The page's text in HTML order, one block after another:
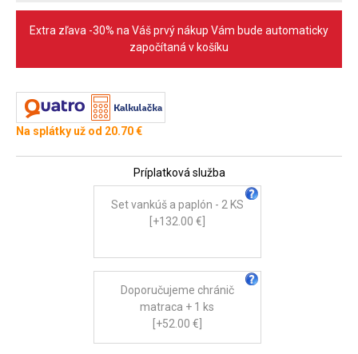
Extra zľava -30% na Váš prvý nákup Vám bude automaticky
započítaná v košíku
Na splátky už od 20.70 €
Príplatková služba
Set vankúš a paplón - 2 KS
[+132.00 €]
Doporučujeme chránič
matraca + 1 ks
[+52.00 €]